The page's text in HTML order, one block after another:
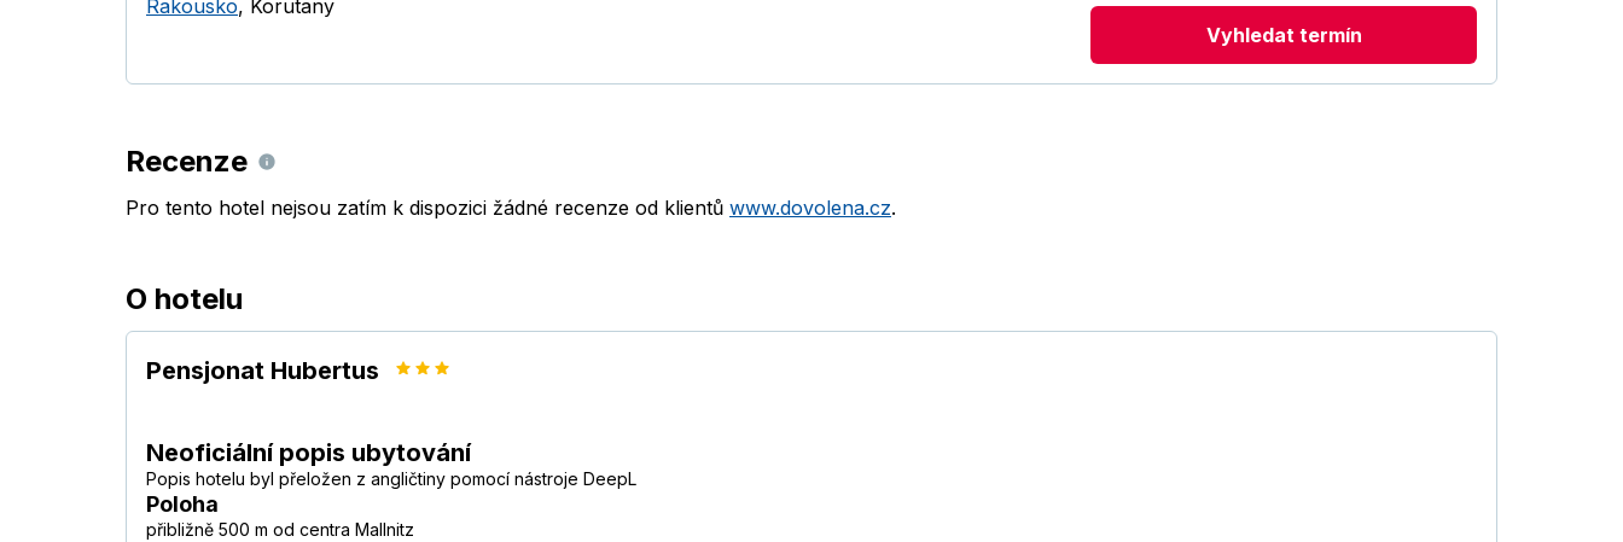
Rakousko, Korutany
Vyhledat termín
Recenze
Pro tento hotel nejsou zatím k dispozici žádné recenze od klientů www.dovolena.cz.
O hotelu
Pensjonat Hubertus
Neoficiální popis ubytování
Popis hotelu byl přeložen z angličtiny pomocí nástroje DeepL
Poloha
přibližně 500 m od centra Mallnitz